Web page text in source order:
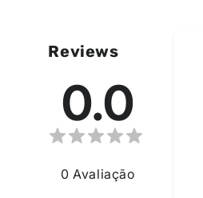
Reviews
0.0
0 Avaliação